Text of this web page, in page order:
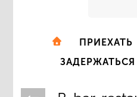
ПРИЕХАТЬ
ЗАДЕРЖАТЬСЯ